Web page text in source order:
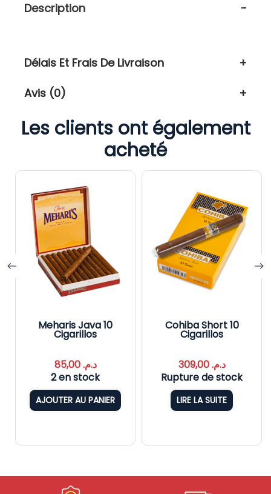
Description
Délais Et Frais De Livraison
Avis (0)
Les clients ont également
acheté
Meharis Java 10
Cigarillos
د.م.85,00
2 en stock
AJOUTER AU PANIER
Cohiba Short 10
Cigarillos
د.م.309,00
Rupture de stock
LIRE LA SUITE